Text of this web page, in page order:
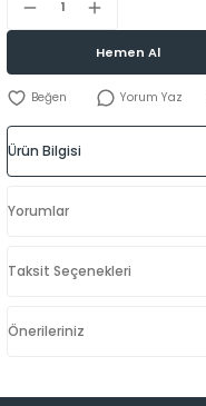
Hemen Al
Yorum Yaz
Ürün Bilgisi
Yorumlar
Taksit Seçenekleri
Önerileriniz